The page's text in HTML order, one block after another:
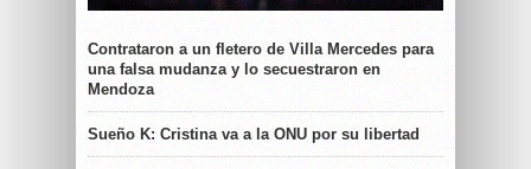
Contrataron a un fletero de Villa Mercedes para
una falsa mudanza y lo secuestraron en
Mendoza
Sueño K: Cristina va a la ONU por su libertad